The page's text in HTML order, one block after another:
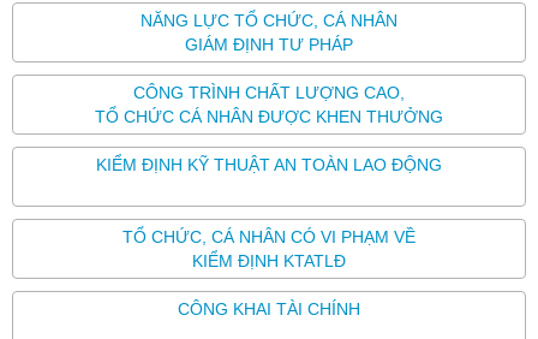
NĂNG LỰC TỔ CHỨC, CÁ NHÂN
GIÁM ĐỊNH TƯ PHÁP
CÔNG TRÌNH CHẤT LƯỢNG CAO,
TỔ CHỨC CÁ NHÂN ĐƯỢC KHEN THƯỞNG
KIỂM ĐỊNH KỸ THUẬT AN TOÀN LAO ĐỘNG
TỔ CHỨC, CÁ NHÂN CÓ VI PHẠM VỀ
KIỂM ĐỊNH KTATLĐ
CÔNG KHAI TÀI CHÍNH